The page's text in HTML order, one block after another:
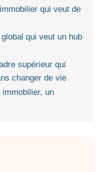
qui veut de
qui veut un hub
supérieur qui
changer de vie
un